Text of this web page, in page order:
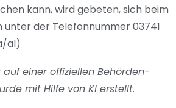
kann, wird gebeten, sich beim
unter der Telefonnummer 03741
al)
auf einer offiziellen Behörden-
mit Hilfe von KI erstellt.